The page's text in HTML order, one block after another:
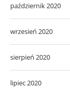
październik 2020
wrzesień 2020
sierpień 2020
lipiec 2020